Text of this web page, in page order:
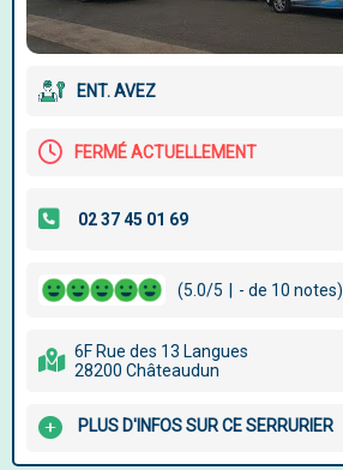
ENT. AVEZ
FERMÉ ACTUELLEMENT
(5.0/5 - de 10 notes)
6F Rue des 13 Langues
28200 Châteaudun
PLUS D'INFOS SUR CE SERRURIER